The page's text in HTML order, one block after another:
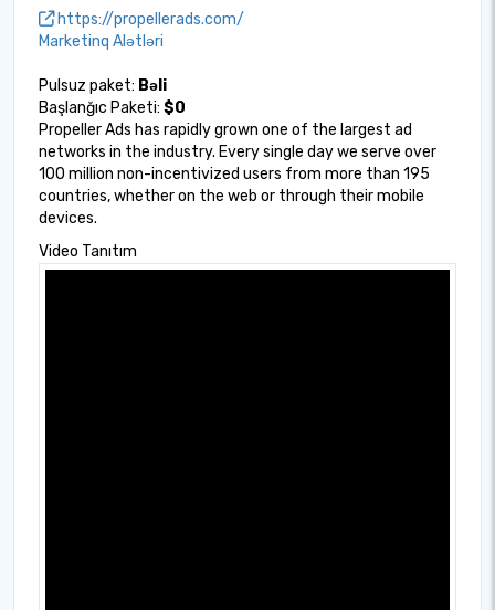
https://propellerads.com/
Marketinq Alətləri
Pulsuz paket: Bəli
Başlanğıc Paketi: $0
Propeller Ads has rapidly grown one of the largest ad
networks in the industry. Every single day we serve over
100 million non-incentivized users from more than 195
countries, whether on the web or through their mobile
devices.
Video Tanıtım